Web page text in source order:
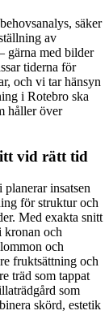
säker
av
gärna med bilder
tiderna för
och vi tar hänsyn
i Rotebro ska
håller över
vid rätt tid
insatsen
för struktur och
Med exakta snitt
kronan och
och
fruktsättning och
träd som tappat
som
skörd, estetik